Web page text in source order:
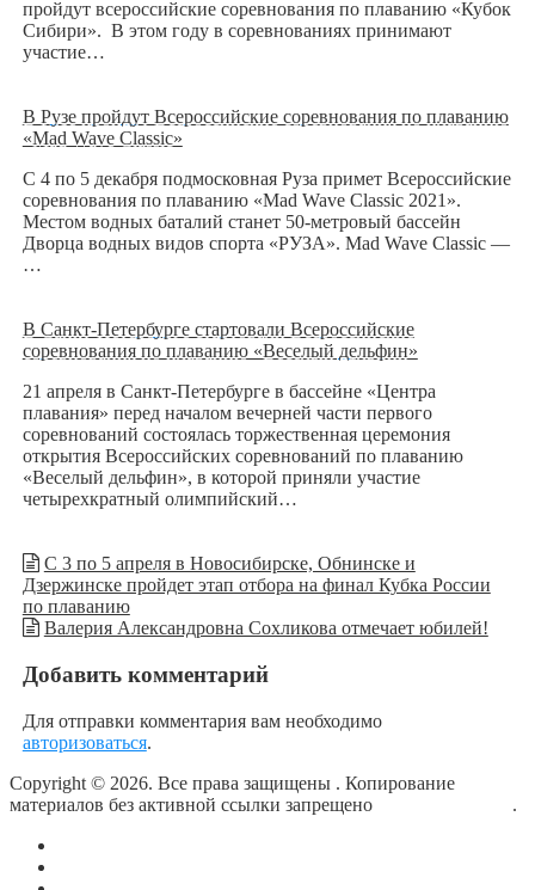
пройдут всероссийские соревнования по плаванию «Кубок
Сибири». В этом году в соревнованиях принимают
участие…
В Рузе пройдут Всероссийские соревнования по плаванию
«Mad Wave Classic»
С 4 по 5 декабря подмосковная Руза примет Всероссийские
соревнования по плаванию «Mad Wave Classic 2021».
Местом водных баталий станет 50-метровый бассейн
Дворца водных видов спорта «РУЗА». Mad Wave Classic —
…
В Санкт-Петербурге стартовали Всероссийские
соревнования по плаванию «Веселый дельфин»
21 апреля в Санкт-Петербурге в бассейне «Центра
плавания» перед началом вечерней части первого
соревнований состоялась торжественная церемония
открытия Всероссийских соревнований по плаванию
«Веселый дельфин», в которой приняли участие
четырехкратный олимпийский…
С 3 по 5 апреля в Новосибирске, Обнинске и
Дзержинске пройдет этап отбора на финал Кубка России
по плаванию
Валерия Александровна Сохликова отмечает юбилей!
Добавить комментарий
Для отправки комментария вам необходимо
авторизоваться.
Copyright © 2026. Все права защищены . Копирование
материалов без активной ссылки запрещено
.